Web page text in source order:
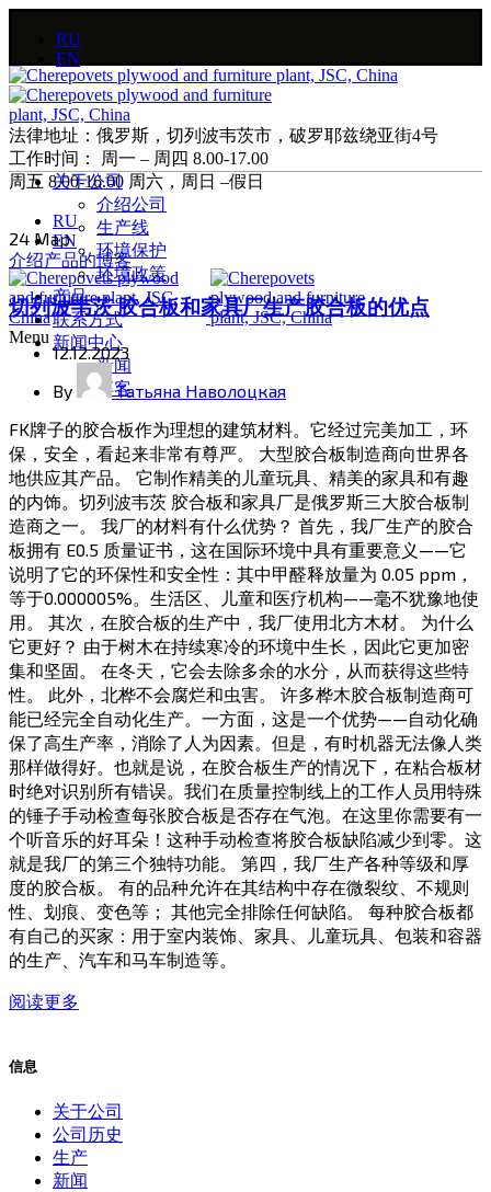
RU
EN
法律地址：俄罗斯，切列波韦茨市，破罗耶兹绕亚街4号
工作时间： 周一 – 周四 8.00-17.00
周五 8.00-16.00 周六，周日 –假日
RU
EN
Menu
关于公司
介绍公司
生产线
环境保护
环境政策
产品
联系方式
新闻中心
新闻
博客
24 Мар
介绍产品的博客
切列波韦茨 胶合板和家具厂生产胶合板的优点
12.12.2023
By
Татьяна Наволоцкая
FK牌子的胶合板作为理想的建筑材料。它经过完美加工，环
保，安全，看起来非常有尊严。 大型胶合板制造商向世界各
地供应其产品。 它制作精美的儿童玩具、精美的家具和有趣
的内饰。切列波韦茨 胶合板和家具厂是俄罗斯三大胶合板制
造商之一。 我厂的材料有什么优势？ 首先，我厂生产的胶合
板拥有 E0.5 质量证书，这在国际环境中具有重要意义——它
说明了它的环保性和安全性：其中甲醛释放量为 0.05 ppm，
等于0.000005%。生活区、儿童和医疗机构——毫不犹豫地使
用。 其次，在胶合板的生产中，我厂使用北方木材。 为什么
它更好？ 由于树木在持续寒冷的环境中生长，因此它更加密
集和坚固。 在冬天，它会去除多余的水分，从而获得这些特
性。 此外，北桦不会腐烂和虫害。 许多桦木胶合板制造商可
能已经完全自动化生产。一方面，这是一个优势——自动化确
保了高生产率，消除了人为因素。但是，有时机器无法像人类
那样做得好。也就是说，在胶合板生产的情况下，在粘合板材
时绝对识别所有错误。我们在质量控制线上的工作人员用特殊
的锤子手动检查每张胶合板是否存在气泡。在这里你需要有一
个听音乐的好耳朵！这种手动检查将胶合板缺陷减少到零。这
就是我厂的第三个独特功能。 第四，我厂生产各种等级和厚
度的胶合板。 有的品种允许在其结构中存在微裂纹、不规则
性、划痕、变色等； 其他完全排除任何缺陷。 每种胶合板都
有自己的买家：用于室内装饰、家具、儿童玩具、包装和容器
的生产、汽车和马车制造等。
阅读更多
信息
关于公司
公司历史
生产
新闻